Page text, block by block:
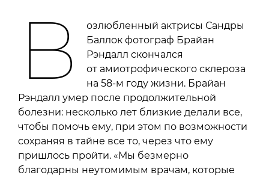
В
озлюбленный актрисы Сандры
Баллок фотограф Брайан
Рэндалл скончался
от амиотрофического склероза
на 58-м году жизни. Брайан
Рэндалл умер после продолжительной
болезни: несколько лет близкие делали все,
чтобы помочь ему, при этом по возможности
сохраняя в тайне все то, через что ему
пришлось пройти. «Мы безмерно
благодарны неутомимым врачам, которые